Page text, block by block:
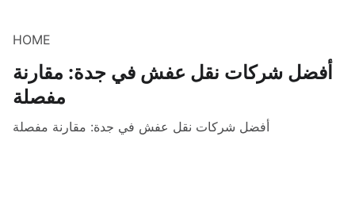
HOME
أفضل شركات نقل عفش في جدة: مقارنة
مفصلة
أفضل شركات نقل عفش في جدة: مقارنة مفصلة